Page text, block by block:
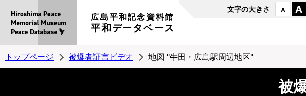
広島平和記念資料館
平和データベース
文字の大きさ A A
トップページ 被爆者証言ビデオ 地図 "牛田・広島駅周辺地区"
被